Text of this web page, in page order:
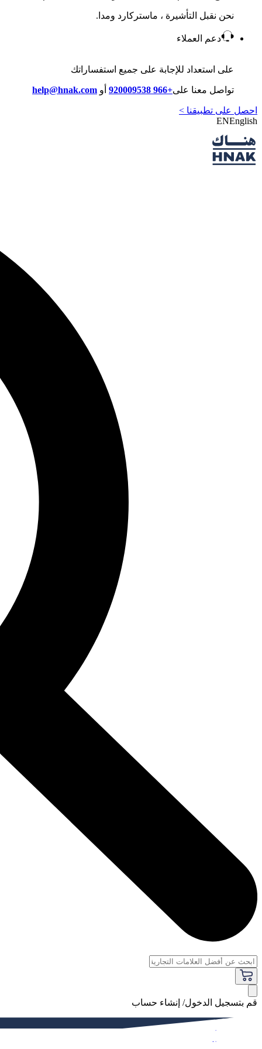
نحن نقبل التأشيرة ، ماستركارد ومدا.
دعم العملاء
على استعداد للإجابة على جميع استفساراتك
تواصل معنا على+966 920009538 أو help@hnak.com
احصل على تطبيقنا >
ENEnglish
قم بتسجيل الدخول/ إنشاء حساب
فاخر
النساء
الرجال